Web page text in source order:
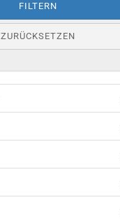
FILTERN
ZURÜCKSETZEN